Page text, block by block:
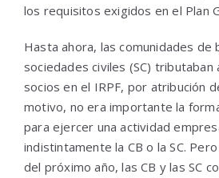
los requisitos exigidos en el Plan
Hasta ahora, las comunidades de
sociedades civiles (SC)
socios en el IRPF, por atribución
motivo, no era importante la
para ejercer una actividad
indistintamente la CB o la SC.
del próximo año, las CB y las SC